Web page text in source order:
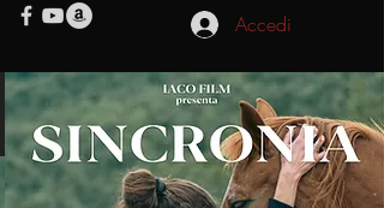
Accedi